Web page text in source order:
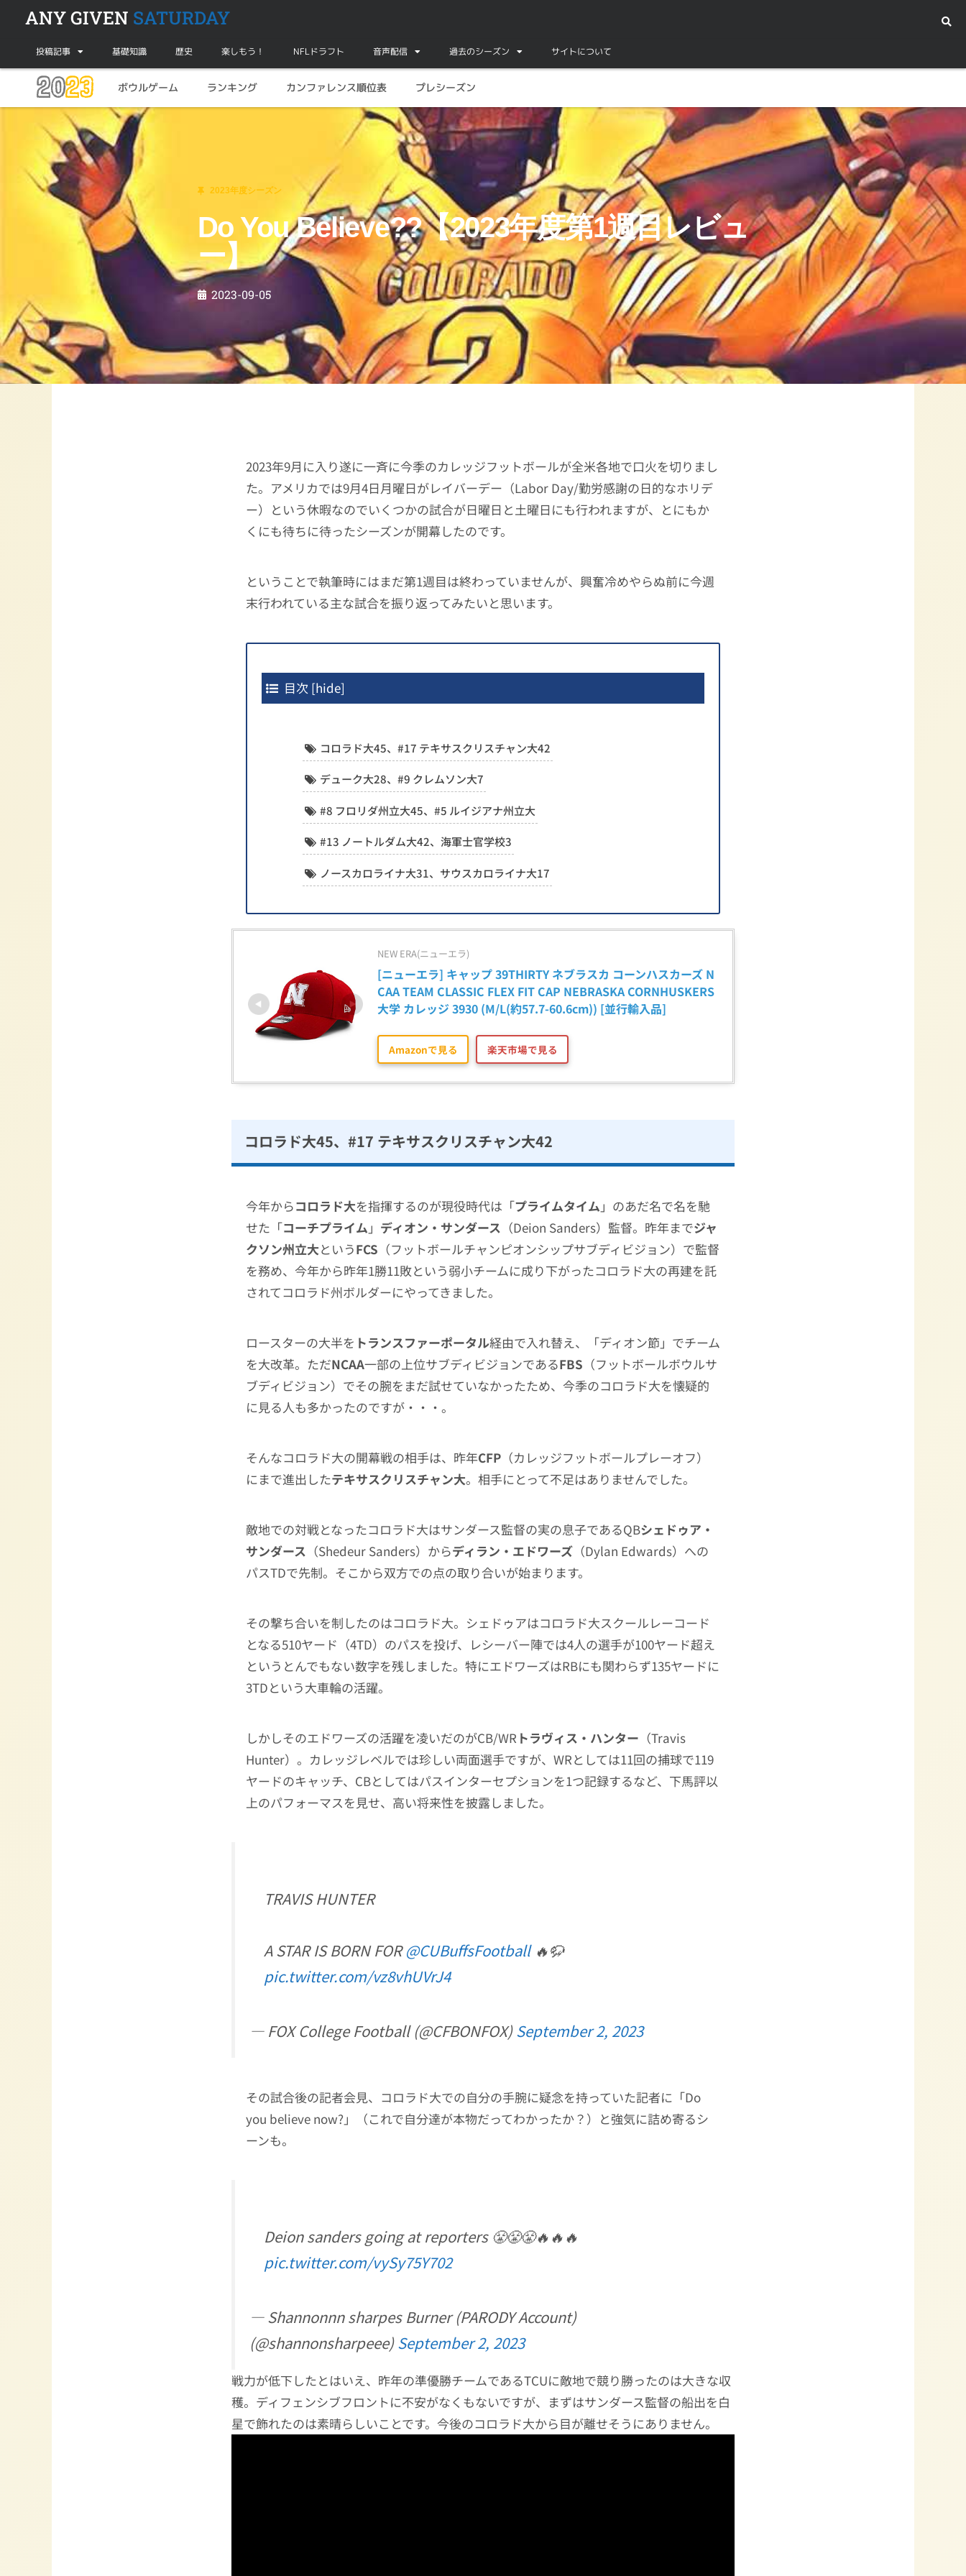
ANY GIVEN SATURDAY
投稿記事 基礎知識 歴史 楽しもう！ NFLドラフト 音声配信 過去のシーズン サイトについて
2023 ボウルゲーム ランキング カンファレンス順位表 プレシーズン
2023年度シーズン
Do You Believe??【2023年度第1週目レビュー】
2023年度シーズン
Do You Believe??【2023年度第1週目レビュ
ー】
2023-09-05
2023年9月に入り遂に一斉に今季のカレッジフットボールが全米各地で口火を切りまし
た。アメリカでは9月4日月曜日がレイバーデー（Labor Day/勤労感謝の日的なホリデ
ー）という休暇なのでいくつかの試合が日曜日と土曜日にも行われますが、とにもか
くにも待ちに待ったシーズンが開幕したのです。
ということで執筆時にはまだ第1週目は終わっていませんが、興奮冷めやらぬ前に今週
末行われている主な試合を振り返ってみたいと思います。
目次 [hide]
コロラド大45、#17 テキサスクリスチャン大42
デューク大28、#9 クレムソン大7
#8 フロリダ州立大45、#5 ルイジアナ州立大
#13 ノートルダム大42、海軍士官学校3
ノースカロライナ大31、サウスカロライナ大17
NEW ERA(ニューエラ)
[ニューエラ] キャップ 39THIRTY ネブラスカ コーンハスカーズ N
CAA TEAM CLASSIC FLEX FIT CAP NEBRASKA CORNHUSKERS
大学 カレッジ 3930 (M/L(約57.7-60.6cm)) [並行輸入品]
Amazonで見る 楽天市場で見る
コロラド大45、#17 テキサスクリスチャン大42
今年からコロラド大を指揮するのが現役時代は「プライムタイム 」のあだ名で名を馳
せた「コーチプライム 」 ディオン・サンダース （Deion Sanders）監督。昨年までジャ
クソン州立大というFCS （フットボールチャンピオンシップサブディビジョン）で監督
を務め、今年から昨年1勝11敗という弱小チームに成り下がったコロラド大の再建を託
されてコロラド州ボルダーにやってきました。
ロースターの大半を トランスファーポータル経由で入れ替え、「ディオン節」でチーム
を大改革。ただNCAA一部の上位サブディビジョンであるFBS （フットボールボウルサ
ブディビジョン）でその腕をまだ試せていなかったため、今季のコロラド大を懐疑的
に見る人も多かったのですが・・・。
そんなコロラド大の開幕戦の相手は、昨年CFP （カレッジフットボールプレーオフ）
にまで進出したテキサスクリスチャン大。相手にとって不足はありませんでした。
敵地での対戦となったコロラド大はサンダース監督の実の息子であるQBシェドゥア・
サンダース （Shedeur Sanders）からディラン・エドワーズ （Dylan Edwards）への
パスTDで先制。そこから双方での点の取り合いが始まります。
その撃ち合いを制したのはコロラド大。シェドゥアはコロラド大スクールレーコード
となる510ヤード（4TD）のパスを投げ、レシーバー陣では4人の選手が100ヤード超え
というとんでもない数字を残しました。特にエドワーズはRBにも関わらず135ヤードに
3TDという大車輪の活躍。
しかしそのエドワーズの活躍を凌いだのがCB/WR トラヴィス・ハンター （Travis
Hunter）。カレッジレベルでは珍しい両面選手ですが、WRとしては11回の捕球で119
ヤードのキャッチ、CBとしてはパスインターセプションを1つ記録するなど、下馬評以
上のパフォーマスを見せ、高い将来性を披露しました。
TRAVIS HUNTER
A STAR IS BORN FOR@CUBuffsFootball🔥🦬
pic.twitter.com/vz8vhUVrJ4
— FOX College Football (@CFBONFOX)September 2, 2023
その試合後の記者会見、コロラド大での自分の手腕に疑念を持っていた記者に「Do
you believe now?」（これで自分達が本物だってわかったか？）と強気に詰め寄るシ
ーンも。
Deion sanders going at reporters 😤😤😤🔥🔥🔥
pic.twitter.com/vySy75Y702
— Shannonnn sharpes Burner (PARODY Account)
(@shannonsharpeee)September 2, 2023
戦力が低下したとはいえ、昨年の準優勝チームであるTCUに敵地で競り勝ったのは大きな収
穫。ディフェンシブフロントに不安がなくもないですが、まずはサンダース監督の船出を白
星で飾れたのは素晴らしいことです。今後のコロラド大から目が離せそうにありません。